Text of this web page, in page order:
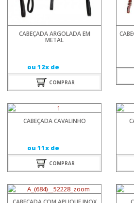
CABEÇADA ARGOLADA EM
METAL
ou 12x de
COMPRAR
CABEÇADA CAVALINHO
ou 11x de
COMPRAR